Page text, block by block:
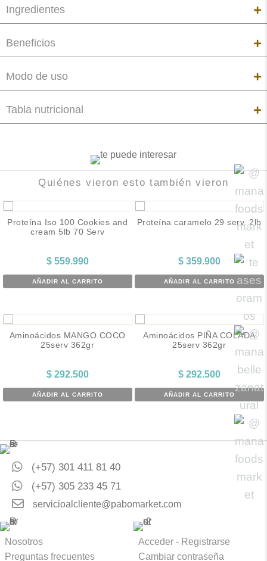
Ingredientes
Beneficios
Modo de uso
Tabla nutricional
Quiénes vieron esto también vieron
Proteína Iso 100 Cookies and
cream 5lb 70 Serv
$559.990
AÑADIR AL CARRITO
Proteína caramelo 29 serv. 2lb
$359.900
AÑADIR AL CARRITO
Aminoácidos MANGO COCO
25serv 362gr
$292.500
AÑADIR AL CARRITO
Aminoácidos PIÑA COLADA
25serv 362gr
$292.500
AÑADIR AL CARRITO
(+57) 301 411 81 40
(+57) 305 233 45 71
servicioalcliente@pabomarket.com
Nosotros
Preguntas frecuentes
Acceder - Registrarse
Cambiar contraseña